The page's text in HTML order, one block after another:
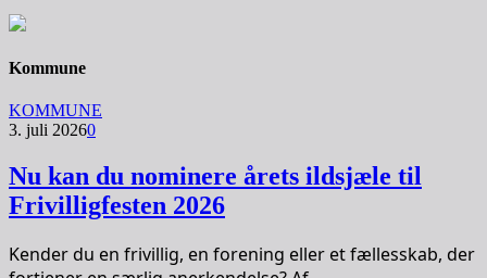
Kommune
KOMMUNE
3. juli 20260
Nu kan du nominere årets ildsjæle til
Frivilligfesten 2026
Kender du en frivillig, en forening eller et fællesskab, der